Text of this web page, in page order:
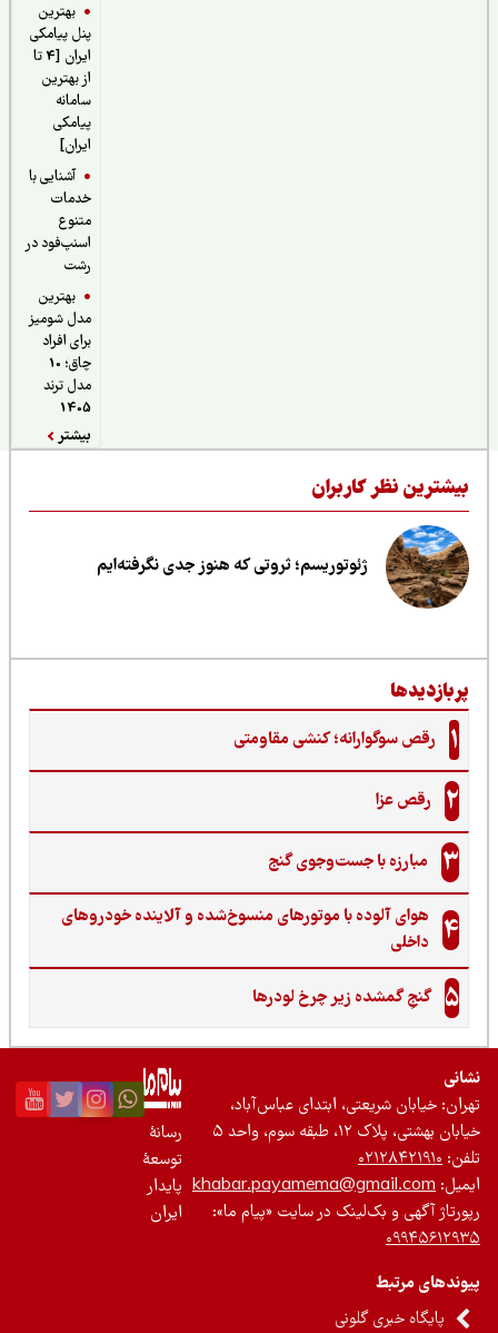
بهترین
پنل پیامکی
ایران [4 تا
از بهترین
سامانه
پیامکی
آشنایی با
خدمات
اسنپ‌فود در
بهترین
مدل شومیز
برای افراد
چاق؛ 10
مدل ترند
نظر کاربران
ژئوتوریسم؛ ثروتی که هنوز جدی نگرفته‌ایم
رقص سوگوارانه؛ کنشی مقاومتی
رقص عزا
مبارزه با جست‌وجوی گنج‌
هوای آلوده با موتورهای منسوخ‌شده و آلاینده خودروهای
داخلی
گنجِ گمشده زیر چرخ لودرها
خیابان شریعتی، ابتدای عباس‌آباد،
بهشتی، پلاک ۱۲، طبقه سوم، واحد ۵
۰۲۱۲۸۴۲۱۹۱۰
khabar.payamema@gmail.com
آگهی و بک‌لینک در سایت «پیام ما»:
مرتبط
پایگاه خبری گلونی
رسانۀ
توسعۀ
پایدار
ایران